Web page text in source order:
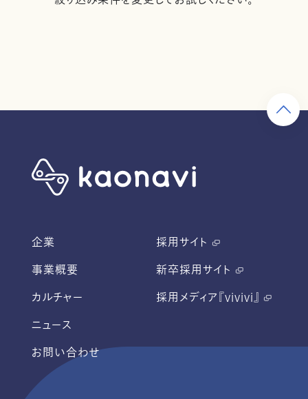
企業
事業概要
カルチャー
ニュース
お問い合わせ
採用サイト
新卒採用サイト
採用メディア『vivivi』